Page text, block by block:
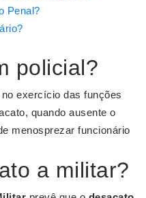
Penal?
policial?
exercício das funções
quando ausente o
menosprezar funcionário
a militar?